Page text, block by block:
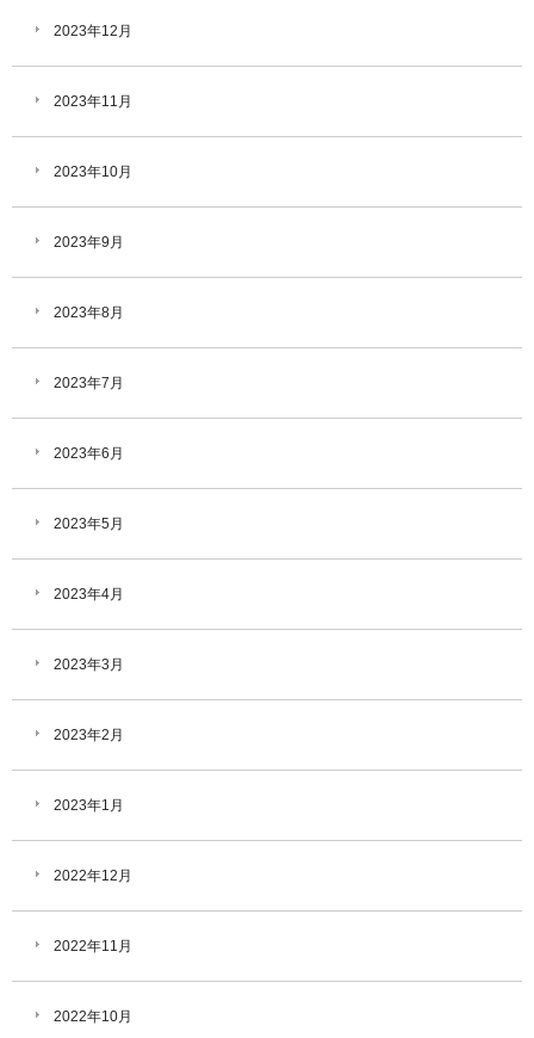
2023年12月
2023年11月
2023年10月
2023年9月
2023年8月
2023年7月
2023年6月
2023年5月
2023年4月
2023年3月
2023年2月
2023年1月
2022年12月
2022年11月
2022年10月